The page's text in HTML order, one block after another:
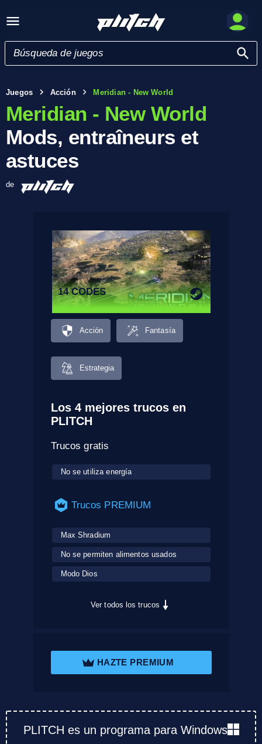
Juegos Acción Meridian - New World
Meridian - New World
Mods, entraîneurs et
astuces
de
14 CODES
Acción Fantasía
Estrategia
Los 4 mejores trucos en
PLITCH
Trucos gratis
No se utiliza energía
Trucos PREMIUM
Max Shradium
No se permiten alimentos usados
Modo Dios
Ver todos los trucos
HAZTE PREMIUM
PLITCH es un programa para Windows